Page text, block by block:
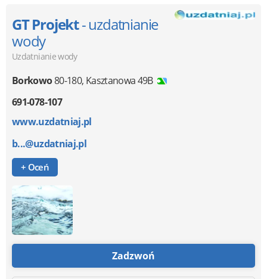
GT Projekt- uzdatnianie
wody
Uzdatnianie wody
Borkowo80-180, Kasztanowa 49B
691-078-107
www.uzdatniaj.pl
b...@uzdatniaj.pl
+ Oceń
Zadzwoń